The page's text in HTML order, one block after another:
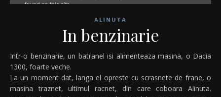
ALINUTA
In benzinarie
Intr-o benzinarie, un batranel isi alimenteaza masina, o Dacia
1300, foarte veche.
La un moment dat, langa el opreste cu scrasnete de frane, o
masina traznet, ultimul racnet, din care coboara Alinuta.